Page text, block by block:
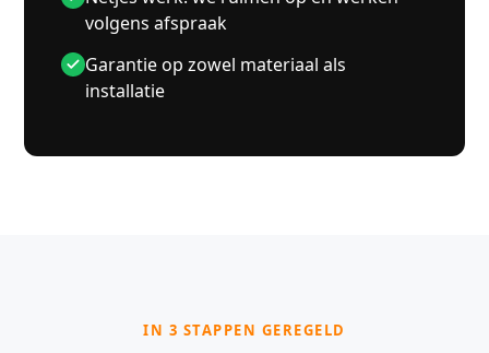
volgens afspraak
Garantie op zowel materiaal als
installatie
IN 3 STAPPEN GEREGELD